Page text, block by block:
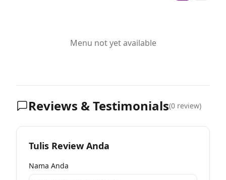
Menu not yet available
Reviews & Testimonials(0 review)
Tulis Review Anda
Nama Anda